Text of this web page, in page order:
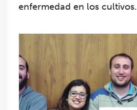
enfermedad en los cultivos.